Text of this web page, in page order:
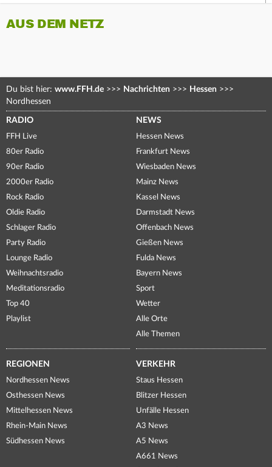
AUS DEM NETZ
Du bist hier: www.FFH.de >>> Nachrichten >>> Hessen >>>
Nordhessen
RADIO
FFH Live
80er Radio
90er Radio
2000er Radio
Rock Radio
Oldie Radio
Schlager Radio
Party Radio
Lounge Radio
Weihnachtsradio
Meditationsradio
Top 40
Playlist
NEWS
Hessen News
Frankfurt News
Wiesbaden News
Mainz News
Kassel News
Darmstadt News
Offenbach News
Gießen News
Fulda News
Bayern News
Sport
Wetter
Alle Orte
Alle Themen
REGIONEN
Nordhessen News
Osthessen News
Mittelhessen News
Rhein-Main News
Südhessen News
VERKEHR
Staus Hessen
Blitzer Hessen
Unfälle Hessen
A3 News
A5 News
A661 News